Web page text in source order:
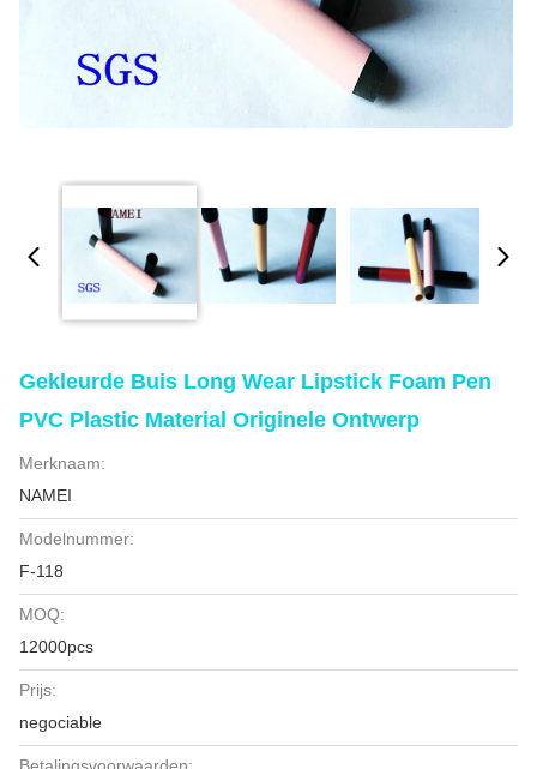
Gekleurde Buis Long Wear Lipstick Foam Pen
PVC Plastic Material Originele Ontwerp
Merknaam:
NAMEI
Modelnummer:
F-118
MOQ:
12000pcs
Prijs:
negociable